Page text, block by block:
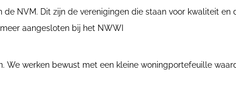
NVM. Dit zijn de verenigingen die staan voor kwaliteit
aangesloten bij het NWWI
We werken bewust met een kleine woningportefeuille